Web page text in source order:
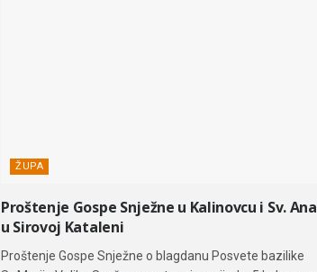
ŽUPA
Proštenje Gospe Snježne u Kalinovcu i Sv. Ana
u Sirovoj Kataleni
Proštenje Gospe Snježne o blagdanu Posvete bazilike